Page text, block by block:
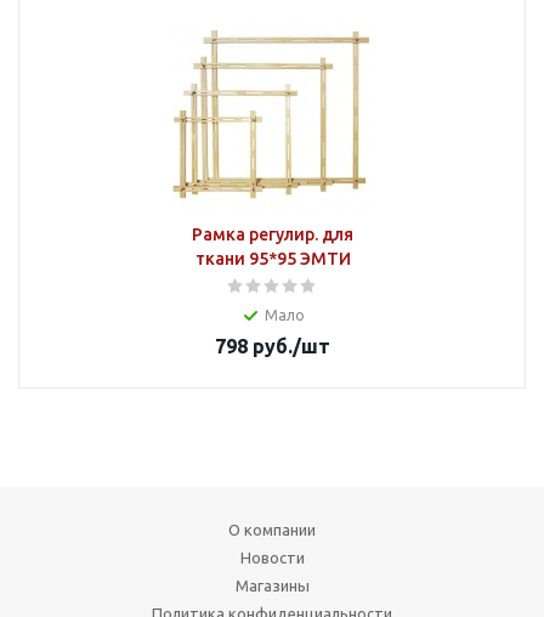
Рамка регулир. для
ткани 95*95 ЭМТИ
Мало
798 руб./шт
О компании
Новости
Магазины
Политика конфиденциальности